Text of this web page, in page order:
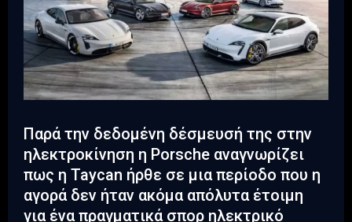
Παρά την δεδομένη δέσμευσή της στην
ηλεκτροκίνηση η Porsche αναγνωρίζει
πως η Taycan ήρθε σε μια περίοδο που η
αγορά δεν ήταν ακόμα απόλυτα έτοιμη
για ένα πραγματικά σπορ ηλεκτρικό